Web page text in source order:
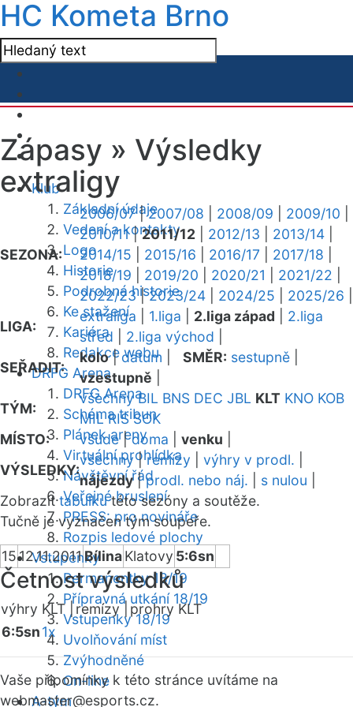
HC Kometa Brno
Klub
Základní údaje
Vedení a kontakty
Logo
Historie
Podrobná historie
Ke stažení
Kariéra
Redakce webu
DRFG Arena
DRFG Arena
Schéma tribun
Plánek areny
Virtuální prohlídka
Návštěvní řád
Veřejné bruslení
PRESS: pro novináře
Rozpis ledové plochy
Vstupenky
Permanentky 18/19
Přípravná utkání 18/19
Vstupenky 18/19
Uvolňování míst
Zvýhodněné
On-line
A-tým
Zápasy » Výsledky
extraligy
SEZONA:
2006/07|2007/08 2008/09 2009/10
2010/11|2011/12 2012/13 2013/14
2014/15
2015/16 2016/17 2017/18
2018/19
2019/20 2020/21 2021/22
2022/23|2023/24 2024/25 2025/26
LIGA:
extraliga 1.liga 2.liga západ
2.liga
střed
2.liga východ
SEŘADIT:
kolo|datum SMĚR: sestupně
vzestupně
TÝM:
všechny BIL BNS DEC JBL KLT KNO KOB
MIL RIS SOK
MÍSTO:
všude|doma venku
VÝSLEDKY:
všechny|remízy výhry v prodl.
nájezdy|prodl. nebo náj. s nulou
Zobrazittabulkutéto sezóny a soutěže.
Tučně je vyznačen tým soupeře.
1512.11.2011BílinaKlatovy 5:6sn
Četnost výsledků
výhry KLT |remízy | prohry KLT
6:5sn1x
Vaše připomínky k této stránce uvítáme na
webmaster@esports.cz.